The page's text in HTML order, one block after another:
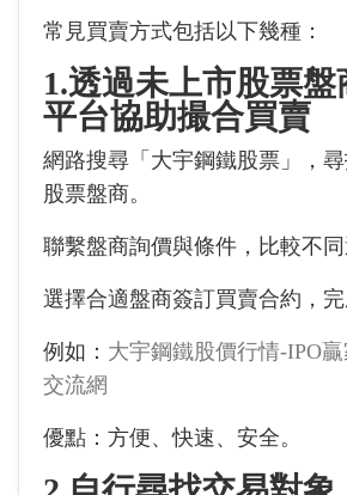
常見買賣方式包括以下幾種：
1.透過未上市股票
平台協助撮合買賣
網路搜尋「大宇鋼鐵股票」，
股票盤商。
聯繫盤商詢價與條件，比較不同
選擇合適盤商簽訂買賣合約，完
例如： 大宇鋼鐵股價行情-IPO
交流網
優點：方便、快速、安全。